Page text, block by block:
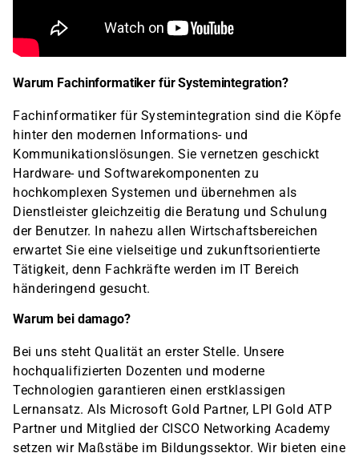
Warum Fachinformatiker für Systemintegration?
Fachinformatiker für Systemintegration sind die Köpfe
hinter den modernen Informations- und
Kommunikationslösungen. Sie vernetzen geschickt
Hardware- und Softwarekomponenten zu
hochkomplexen Systemen und übernehmen als
Dienstleister gleichzeitig die Beratung und Schulung
der Benutzer. In nahezu allen Wirtschaftsbereichen
erwartet Sie eine vielseitige und zukunftsorientierte
Tätigkeit, denn Fachkräfte werden im IT Bereich
händeringend gesucht.
Warum bei damago?
Bei uns steht Qualität an erster Stelle. Unsere
hochqualifizierten Dozenten und moderne
Technologien garantieren einen erstklassigen
Lernansatz. Als Microsoft Gold Partner, LPI Gold ATP
Partner und Mitglied der CISCO Networking Academy
setzen wir Maßstäbe im Bildungssektor. Wir bieten eine